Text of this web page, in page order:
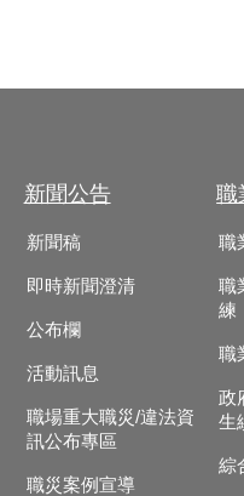
新聞公告
新聞稿
即時新聞澄清
公布欄
活動訊息
職場重大職災/違法資
訊公布專區
職災案例宣導
職
職
職
練
職
政
生
綜